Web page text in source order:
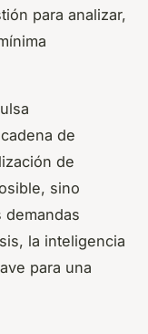
para analizar,
de
de
sino
demandas
la inteligencia
para una